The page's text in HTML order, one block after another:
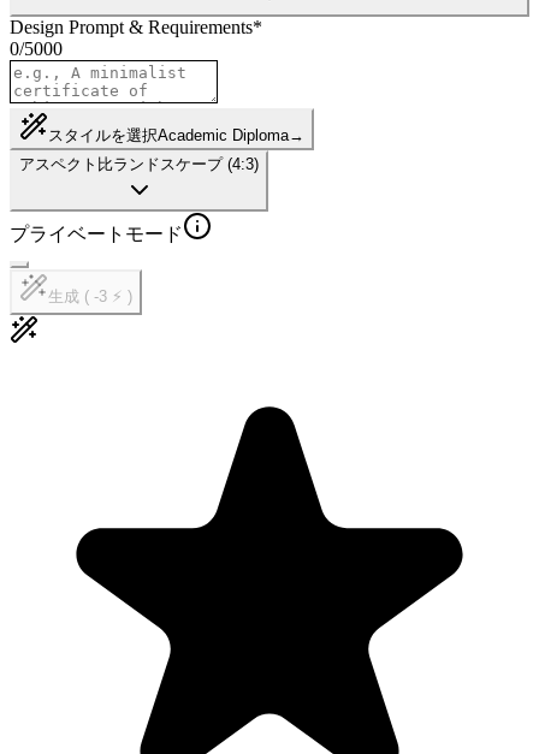
Design Prompt & Requirements*
0/5000
スタイルを選択Academic Diploma→
アスペクト比ランドスケープ (4:3)
プライベートモード
生成 ( -3 ⚡ )